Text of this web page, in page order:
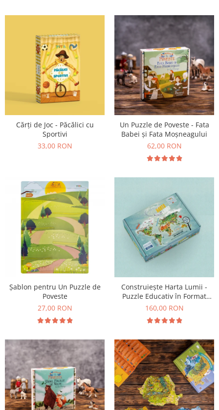
Cărți de Joc - Păcălici cu
Sportivi
33,00 RON
Un Puzzle de Poveste - Fata
Babei și Fata Moșneagului
62,00 RON
Șablon pentru Un Puzzle de
Poveste
27,00 RON
Construiește Harta Lumii -
Puzzle Educativ în Format
Mare
160,00 RON